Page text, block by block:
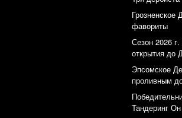
Грозненское
фавориты
Сезон 2026
открытия до
Эпсомское
проливным
Тандеринг Он